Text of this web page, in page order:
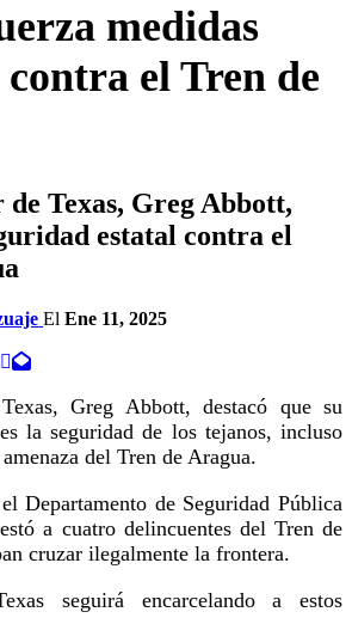
medidas
contra el Tren de
Texas, Greg Abbott,
estatal contra el
El Ene 11, 2025
Greg Abbott, destacó que su
la seguridad de los tejanos, incluso
del Tren de Aragua.
Departamento de Seguridad Pública
a cuatro delincuentes del Tren de
cruzar ilegalmente la frontera.
seguirá encarcelando a estos